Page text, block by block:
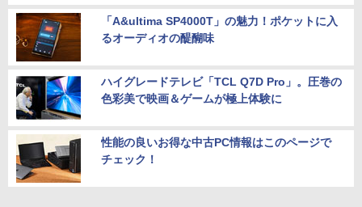
「A&ultima SP4000T」の魅力！ポケットに入
るオーディオの醍醐味
ハイグレードテレビ「TCL Q7D Pro」。圧巻の
色彩美で映画＆ゲームが極上体験に
性能の良いお得な中古PC情報はこのページで
チェック！